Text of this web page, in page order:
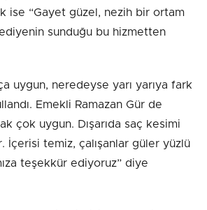
ise “Gayet güzel, nezih bir ortam
sunduğu bu hizmetten
uygun, neredeyse yarı yarıya fark
Emekli Ramazan Gür de
çok uygun. Dışarıda saç kesimi
İçerisi temiz, çalışanlar güler yüzlü
teşekkür ediyoruz” diye